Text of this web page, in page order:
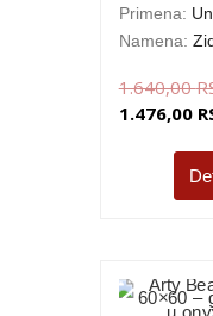
Primena:
Namena:
1.640,00
1.476,00